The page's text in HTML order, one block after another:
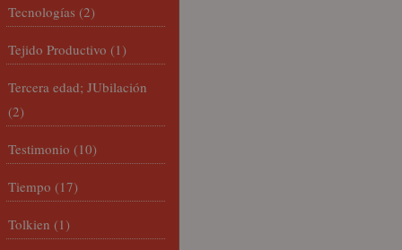
Tecnologías (2)
Tejido Productivo (1)
Tercera edad; JUbilación
(2)
Testimonio (10)
Tiempo (17)
Tolkien (1)